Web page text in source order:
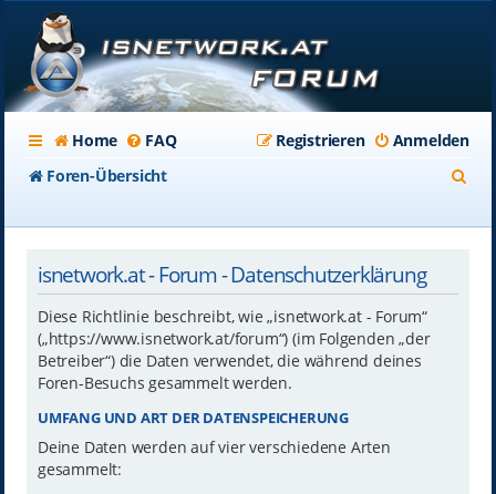
Home FAQ Anmelden
Registrieren
Foren-Übersicht
isnetwork.at - Forum - Datenschutzerklärung
Diese Richtlinie beschreibt, wie „isnetwork.at - Forum“
(„https://www.isnetwork.at/forum“) (im Folgenden „der
Betreiber“) die Daten verwendet, die während deines
Foren-Besuchs gesammelt werden.
UMFANG UND ART DER DATENSPEICHERUNG
Deine Daten werden auf vier verschiedene Arten
gesammelt: